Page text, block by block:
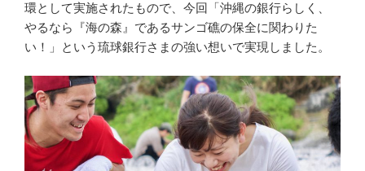
o
k
e
環として実施されたもので、今回「沖縄の銀行らしく、
やるなら『海の森』であるサンゴ礁の保全に関わりた
い！」という琉球銀行さまの強い想いで実現しました。